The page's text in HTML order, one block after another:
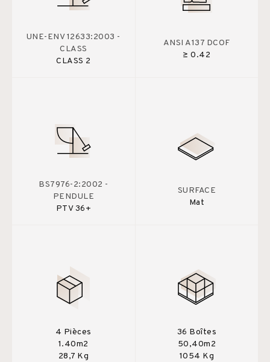
UNE-ENV 12633:2003 -
CLASS
CLASS 2
ANSI A137 DCOF
≥ 0.42
BS7976-2:2002 -
PENDULE
PTV 36+
SURFACE
Mat
4 Pièces
1.40m2
28,7 Kg
36 Boîtes
50,40m2
1054 Kg